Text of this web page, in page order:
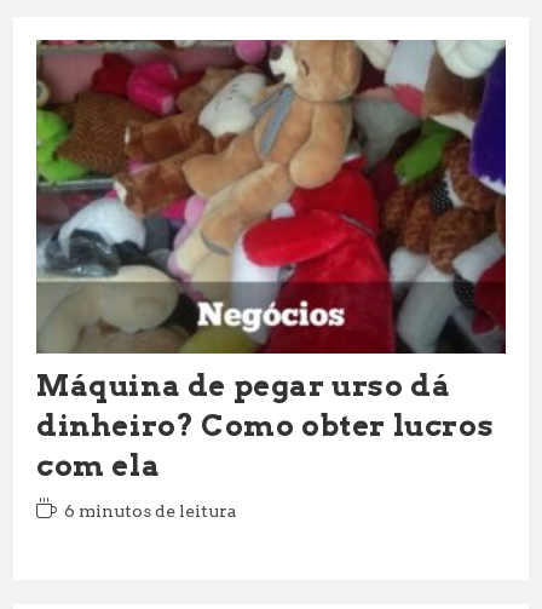
Máquina de pegar urso dá
dinheiro? Como obter lucros
com ela
Tempo6 minutos de leitura